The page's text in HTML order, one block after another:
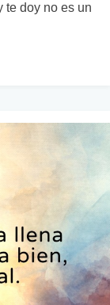
te doy no es un